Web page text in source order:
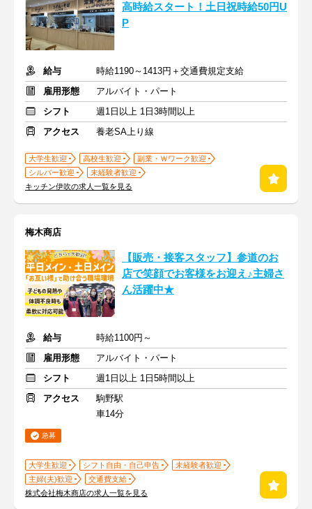
高時給スタート！土日祝時給50円U
P
給与
時給1190～1413円＋交通費規定支給
雇用形態
アルバイト・パート
シフト
週1日以上 1日3時間以上
アクセス
養老SA上り線
大学生歓迎 高校生歓迎
副業・Ｗワーク歓迎
シルバー歓迎
未経験者歓迎
キッチン伊吹の求人一覧を見る
梅木商店
【販売・接客スタッフ】参道のお
店で笑顔でお客様をお迎え♪主婦さ
ん活躍中★
給与
時給1100円～
雇用形態
アルバイト・パート
シフト
週1日以上 1日5時間以上
アクセス
駒野駅
車14分
急募
大学生歓迎 シフト自由・自己申告
未経験者歓迎
主婦(夫)歓迎
交通費支給
株式会社梅木商店の求人一覧を見る